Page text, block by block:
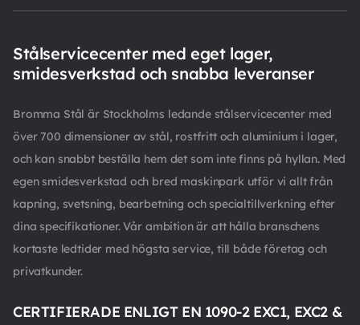
Stålservicecenter med eget lager,
smidesverkstad och snabba leveranser
Bromma Stål är Stockholms ledande stålservicecenter med
över 700 dimensioner av stål, rostfritt och aluminium i lager,
och kan snabbt beställa hem det som inte finns på hyllan. Med
egen smidesverkstad och bred maskinpark utför vi allt från
kapning, svetsning, bearbetning och specialtillverkning efter
dina specifikationer. Vår ambition är att hålla branschens
kortaste ledtider med högsta service, till både företag och
privatkunder.
CERTIFIERADE ENLIGT EN 1090-2 EXC1, EXC2 &